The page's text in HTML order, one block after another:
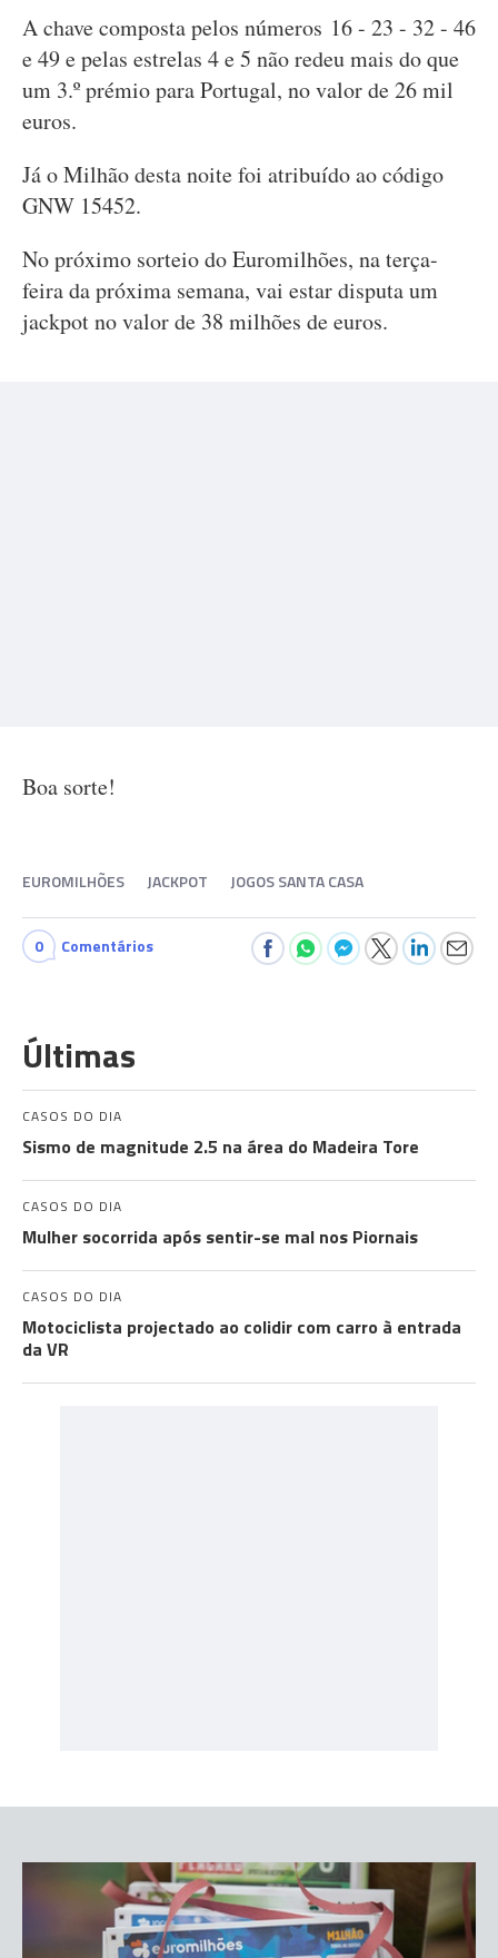
A chave composta pelos números 16 - 23 - 32 - 46
e 49 e pelas estrelas 4 e 5 não redeu mais do que
um 3.º prémio para Portugal, no valor de 26 mil
euros.
Já o Milhão desta noite foi atribuído ao código
GNW 15452.
No próximo sorteio do Euromilhões, na terça-
feira da próxima semana, vai estar disputa um
jackpot no valor de 38 milhões de euros.
Boa sorte!
EUROMILHÕES JACKPOT JOGOS SANTA CASA
0 Comentários
Últimas
CASOS DO DIA
Sismo de magnitude 2.5 na área do Madeira Tore
CASOS DO DIA
Mulher socorrida após sentir-se mal nos Piornais
CASOS DO DIA
Motociclista projectado ao colidir com carro à entrada
da VR